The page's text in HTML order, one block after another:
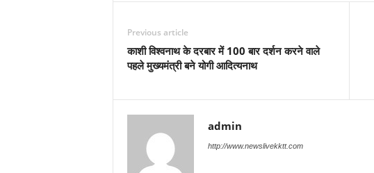
Previous article
काशी विश्वनाथ के दरबार में 100 बार दर्शन करने वाले
पहले मुख्यमंत्री बने योगी आदित्यनाथ
admin
http://www.newslivekktt.com